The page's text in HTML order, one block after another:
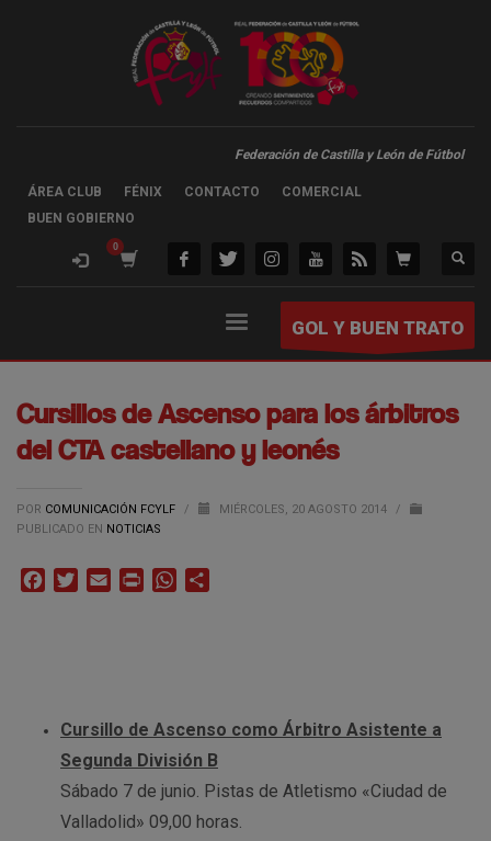
Federación de Castilla y León de Fútbol
ÁREA CLUB FÉNIX CONTACTO
COMERCIAL
BUEN GOBIERNO
GOL Y BUEN TRATO
Cursillos de Ascenso para los árbitros
del CTA castellano y leonés
POR COMUNICACIÓN FCYLF / MIÉRCOLES, 20 AGOSTO 2014
/
PUBLICADO EN NOTICIAS
FacebookTwitterEmail Print WhatsApp
Cursillo de Ascenso como Árbitro Asistente a
Segunda División B
Sábado 7 de junio. Pistas de Atletismo «Ciudad de
Valladolid» 09,00 horas.